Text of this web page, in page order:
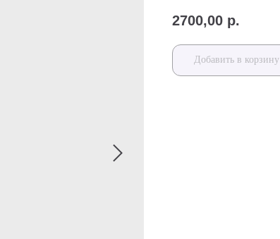
2700,00 р.
Добавить в корзину